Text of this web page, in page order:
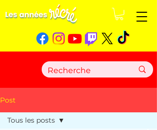
Post
Tous les posts